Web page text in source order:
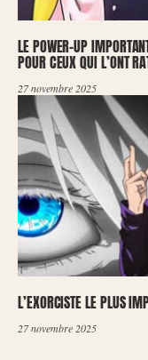
LE POWER-UP
POUR CEUX QUI L’ONT
27 novembre 2025
L’EXORCISTE LE PLUS
27 novembre 2025